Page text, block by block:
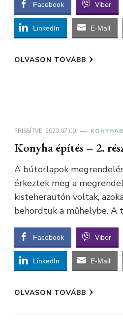
Facebook Viber
LinkedIn E-Mail
OLVASON TOVÁBB
FRISSÍTVE: 2023.07.09.
Konyha építés – 2.
A bútorlapok
érkeztek meg a
kisteherautón voltak,
behordtuk a műhelybe. A
Facebook Viber
LinkedIn E-Mail
OLVASON TOVÁBB